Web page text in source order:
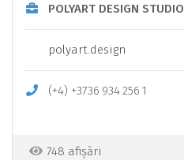
POLYART DESIGN STUDIO
polyart.design
(+4) +3736 934256 1
748 afișări